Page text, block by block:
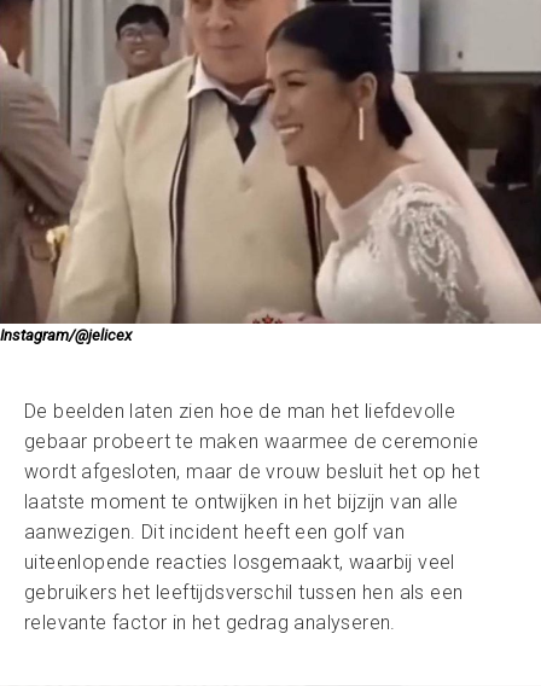
Instagram/@jelicex
De beelden laten zien hoe de man het liefdevolle
gebaar probeert te maken waarmee de ceremonie
wordt afgesloten, maar de vrouw besluit het op het
laatste moment te ontwijken in het bijzijn van alle
aanwezigen. Dit incident heeft een golf van
uiteenlopende reacties losgemaakt, waarbij veel
gebruikers het leeftijdsverschil tussen hen als een
relevante factor in het gedrag analyseren.